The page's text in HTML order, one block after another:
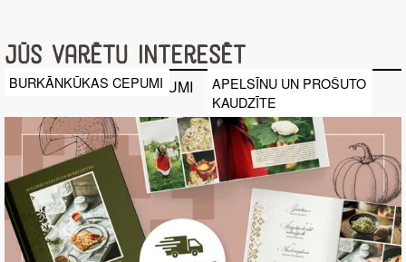
Jūs varētu interesēt
BURKĀNKŪKAS CEPUMI
APELSĪNU UN PROŠUTO
KAUDZĪTE